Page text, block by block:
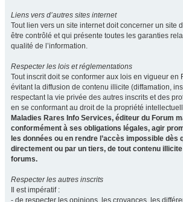
Liens vers d’autres sites internet
Tout lien vers un site internet doit concerner un site
être contrôlé et qui présente toutes les garanties
qualité de l’information.
Respecter les lois et réglementations
Tout inscrit doit se conformer aux lois en vigueur en
évitant la diffusion de contenu illicite (diffamation,
respectant la vie privée des autres inscrits et des
en se conformant au droit de la propriété
Maladies Rares Info Services, éditeur du Forum
conformément à ses obligations légales, agir
les données ou en rendre l’accès impossible dès
directement ou par un tiers, de tout contenu
forums.
Respecter les autres inscrits
Il est impératif :
- de respecter les opinions, les croyances, les